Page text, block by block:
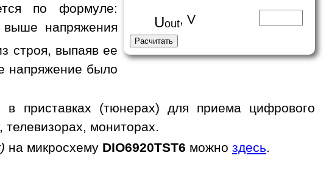
Uout, V
по формуле:
напряжения
строя, выпаяв ее
напряжение было
в приставках (тюнерах) для приема цифрового
мониторах.
на микросхему DIO6920TST6 можно здесь.